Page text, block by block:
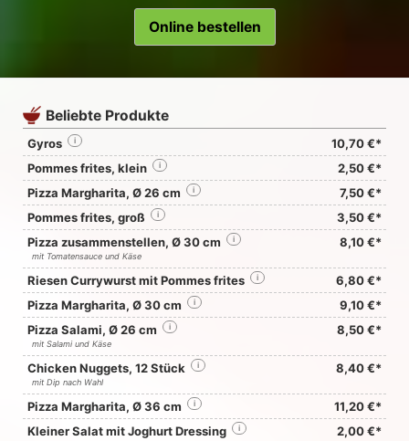
Online bestellen
Beliebte Produkte
Gyros i
10,70 €*
Pommes frites, klein
i
2,50 €*
Pizza Margharita, Ø 26 cm
i
7,50 €*
Pommes frites, groß
i
3,50 €*
Pizza zusammenstellen, Ø 30 cm
i 8,10 €*
mit Tomatensauce und Käse
Riesen Currywurst mit Pommes frites i
6,80 €*
Pizza Margharita, Ø 30 cm
i
9,10 €*
Pizza Salami, Ø 26 cm
i 8,50 €*
mit Salami und Käse
Chicken Nuggets, 12 Stück i 8,40 €*
mit Dip nach Wahl
Pizza Margharita, Ø 36 cm i
11,20 €*
Kleiner Salat mit Joghurt Dressing
i
2,00 €*